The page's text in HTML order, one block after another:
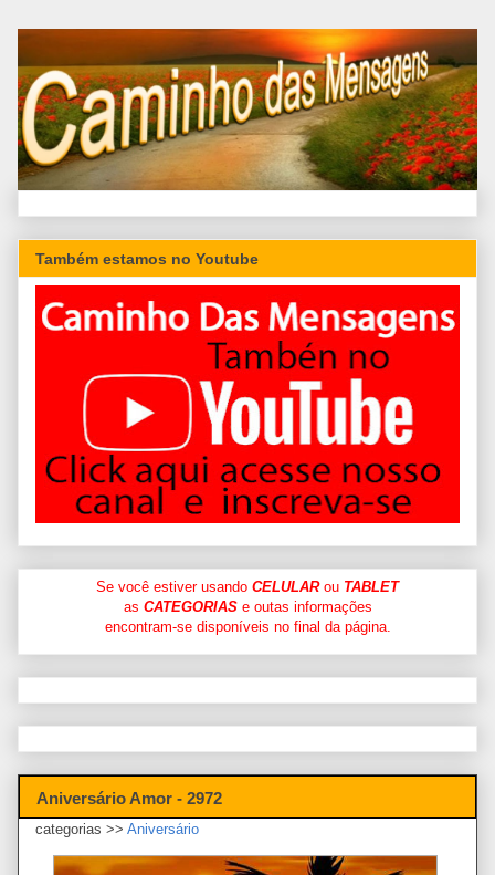
Também estamos no Youtube
Se você estiver usando CELULARou TABLET
as CATEGORIASe outas informações
encontram-se disponíveis no final da página.
Aniversário Amor - 2972
categorias >> Aniversário